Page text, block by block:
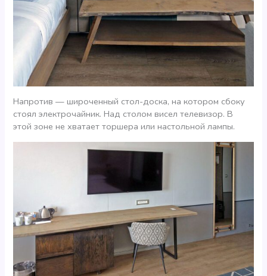
Напротив — широченный стол-доска, на котором сбоку
стоял электрочайник. Над столом висел телевизор. В
этой зоне не хватает торшера или настольной лампы.